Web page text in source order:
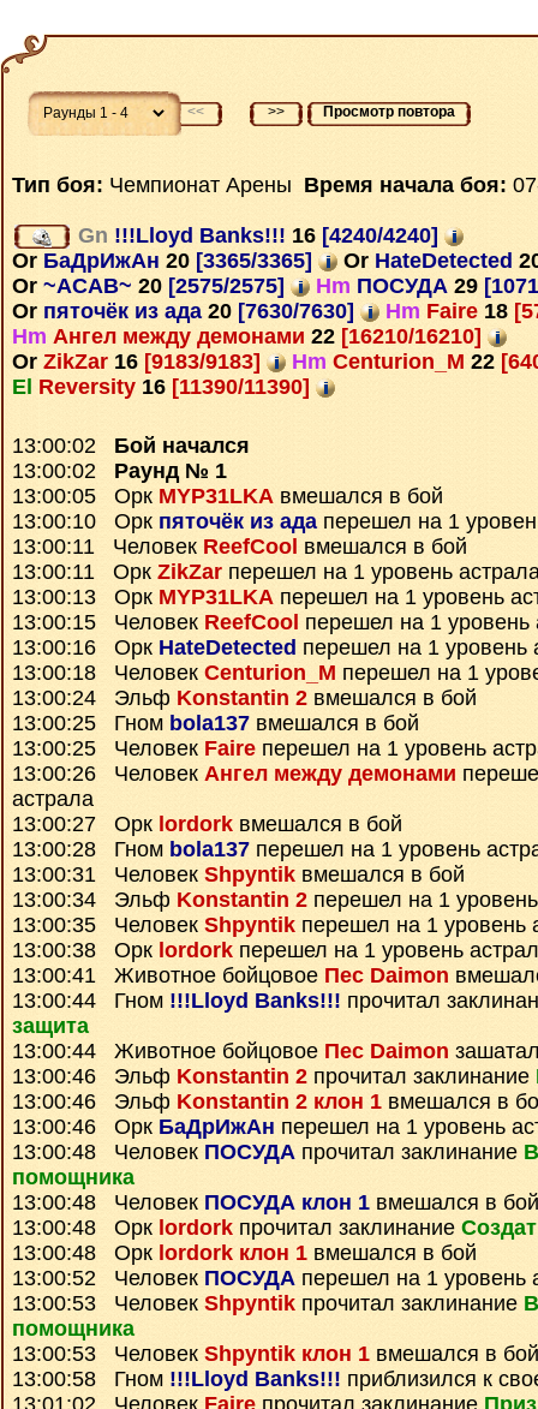
<< >> Просмотр повтора
Тип боя: Чемпионат Арены Время начала боя:
Gn !!!Lloyd Banks!!! 16 [4240/4240]
Or БаДрИжАн 20 [3365/3365] Or HateDetected
Or ~ACAB~ 20 [2575/2575] Hm ПОСУДА 29
Or пяточёк из ада 20 [7630/7630] Hm Faire 18
Hm Ангел между демонами 22 [16210/16210]
Or ZikZar 16 [9183/9183] Hm Centurion_M 22
El Reversity 16 [11390/11390]
13:00:02 Бой начался
13:00:02 Раунд № 1
13:00:05 Орк MYP31LKA вмешался в бой
13:00:10 Орк пяточёк из ада перешел на 1
13:00:11 Человек ReefCool вмешался в бой
13:00:11 Орк ZikZar перешел на 1 уровень
13:00:13 Орк MYP31LKA перешел на 1 уровень
13:00:15 Человек ReefCool перешел на 1 уровень
13:00:16 Орк HateDetected перешел на 1 уровень
13:00:18 Человек Centurion_M перешел на 1
13:00:24 Эльф Konstantin 2 вмешался в бой
13:00:25 Гном bola137 вмешался в бой
13:00:25 Человек Faire перешел на 1 уровень
13:00:26 Человек Ангел между демонами
астрала
13:00:27 Орк lordork вмешался в бой
13:00:28 Гном bola137 перешел на 1 уровень
13:00:31 Человек Shpyntik вмешался в бой
13:00:34 Эльф Konstantin 2 перешел на 1
13:00:35 Человек Shpyntik перешел на 1 уровень
13:00:38 Орк lordork перешел на 1 уровень
13:00:41 Животное бойцовое Пес Daimon
13:00:44 Гном !!!Lloyd Banks!!! прочитал
защита
13:00:44 Животное бойцовое Пес Daimon
13:00:46 Эльф Konstantin 2 прочитал заклинание
13:00:46 Эльф Konstantin 2 клон 1 вмешался в
13:00:46 Орк БаДрИжАн перешел на 1 уровень
13:00:48 Человек ПОСУДА прочитал заклинание
помощника
13:00:48 Человек ПОСУДА клон 1 вмешался в бой
13:00:48 Орк lordork прочитал заклинание
13:00:48 Орк lordork клон 1 вмешался в бой
13:00:52 Человек ПОСУДА перешел на 1 уровень
13:00:53 Человек Shpyntik прочитал заклинание
помощника
13:00:53 Человек Shpyntik клон 1 вмешался в бой
13:00:58 Гном !!!Lloyd Banks!!! приблизился к
13:01:02 Человек Faire прочитал заклинание